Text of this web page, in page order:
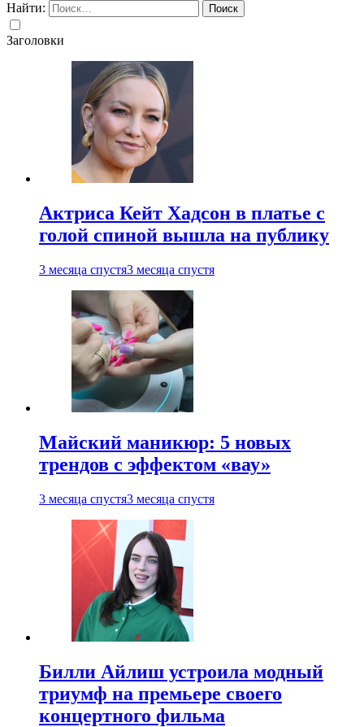
Найти:
Заголовки
Актриса Кейт Хадсон в платье с
голой спиной вышла на публику
3 месяца спустя3 месяца спустя
Майский маникюр: 5 новых
трендов с эффектом «вау»
3 месяца спустя3 месяца спустя
Билли Айлиш устроила модный
триумф на премьере своего
концертного фильма